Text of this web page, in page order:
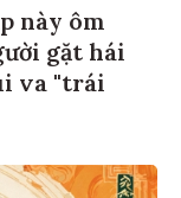
này ôm
gặt hái
va "trái